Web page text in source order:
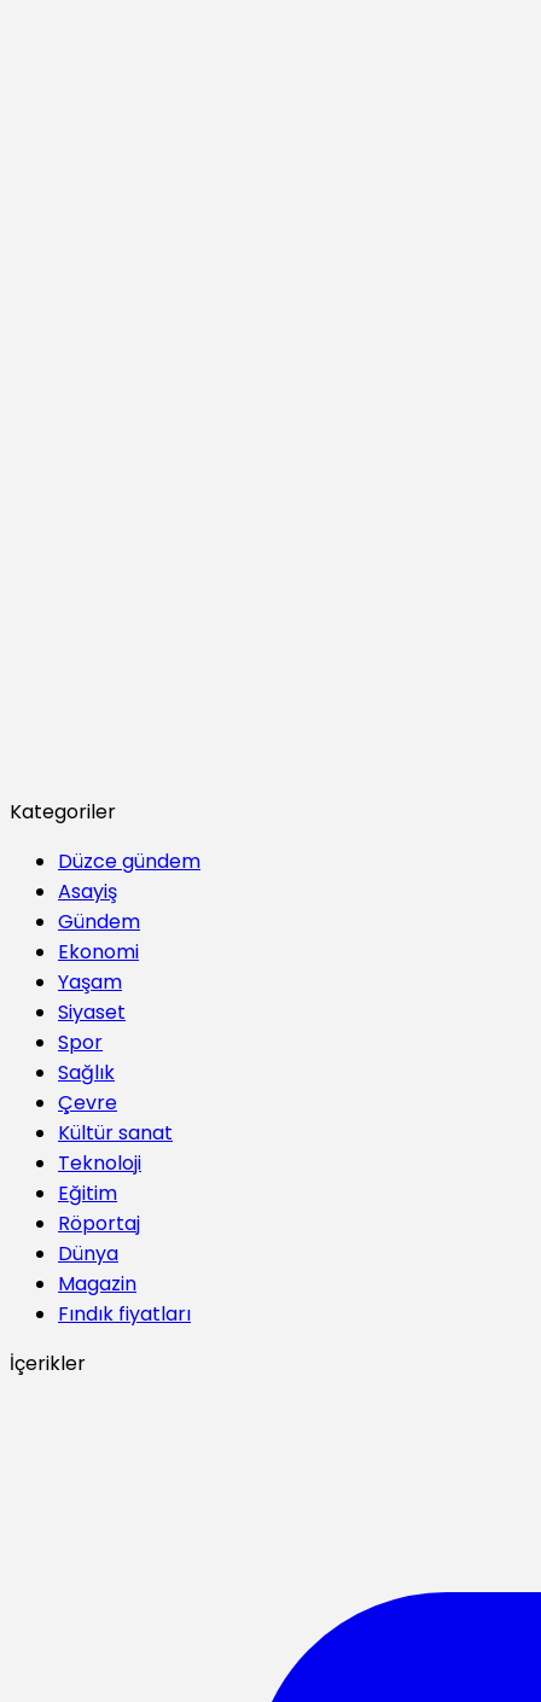
Kategoriler
Düzce gündem
Asayiş
Gündem
Ekonomi
Yaşam
Siyaset
Spor
Sağlık
Çevre
Kültür sanat
Teknoloji
Eğitim
Röportaj
Dünya
Magazin
Fındık fiyatları
İçerikler